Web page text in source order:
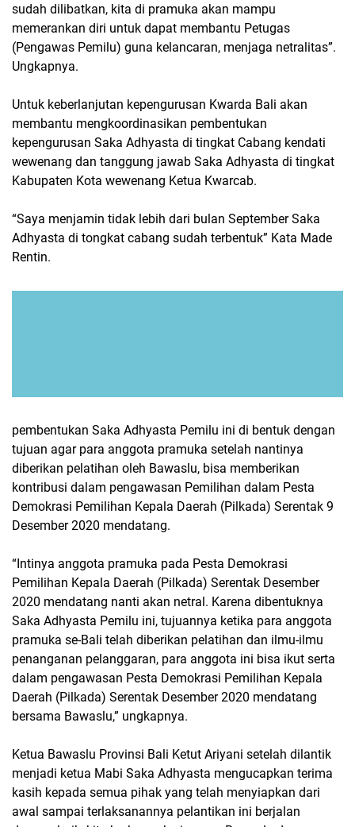
sudah dilibatkan, kita di pramuka akan mampu
memerankan diri untuk dapat membantu Petugas
(Pengawas Pemilu) guna kelancaran, menjaga netralitas”.
Ungkapnya.
Untuk keberlanjutan kepengurusan Kwarda Bali akan
membantu mengkoordinasikan pembentukan
kepengurusan Saka Adhyasta di tingkat Cabang kendati
wewenang dan tanggung jawab Saka Adhyasta di tingkat
Kabupaten Kota wewenang Ketua Kwarcab.
“Saya menjamin tidak lebih dari bulan September Saka
Adhyasta di tongkat cabang sudah terbentuk” Kata Made
Rentin.
pembentukan Saka Adhyasta Pemilu ini di bentuk dengan
tujuan agar para anggota pramuka setelah nantinya
diberikan pelatihan oleh Bawaslu, bisa memberikan
kontribusi dalam pengawasan Pemilihan dalam Pesta
Demokrasi Pemilihan Kepala Daerah (Pilkada) Serentak 9
Desember 2020 mendatang.
“Intinya anggota pramuka pada Pesta Demokrasi
Pemilihan Kepala Daerah (Pilkada) Serentak Desember
2020 mendatang nanti akan netral. Karena dibentuknya
Saka Adhyasta Pemilu ini, tujuannya ketika para anggota
pramuka se-Bali telah diberikan pelatihan dan ilmu-ilmu
penanganan pelanggaran, para anggota ini bisa ikut serta
dalam pengawasan Pesta Demokrasi Pemilihan Kepala
Daerah (Pilkada) Serentak Desember 2020 mendatang
bersama Bawaslu,” ungkapnya.
Ketua Bawaslu Provinsi Bali Ketut Ariyani setelah dilantik
menjadi ketua Mabi Saka Adhyasta mengucapkan terima
kasih kepada semua pihak yang telah menyiapkan dari
awal sampai terlaksanannya pelantikan ini berjalan